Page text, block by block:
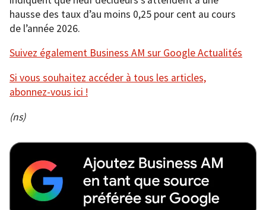
hausse des taux d’au moins 0,25 pour cent au cours
de l’année 2026.
Suivez également Business AM sur Google Actualités
Si vous souhaitez accéder à tous les articles,
abonnez-vous ici !
(ns)